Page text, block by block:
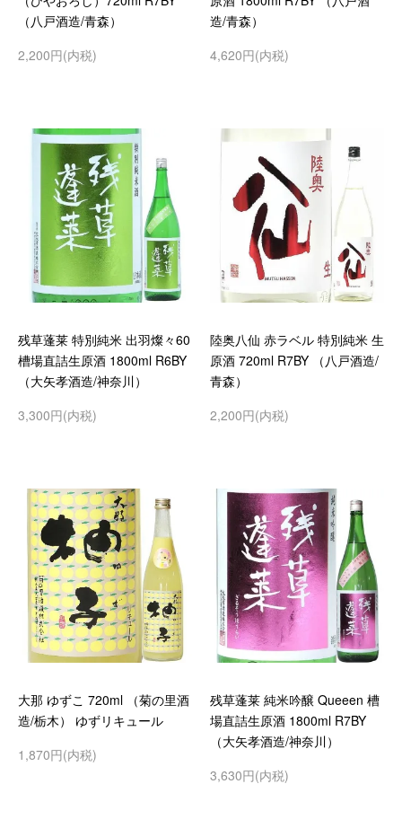
（八戸酒造/青森）
2,200円(内税)
造/青森）
4,620円(内税)
残草蓬莱 特別純米 出羽燦々60
槽場直詰生原酒 1800ml R6BY
（大矢孝酒造/神奈川）
3,300円(内税)
陸奥八仙 赤ラベル 特別純米 生
原酒 720ml R7BY （八戸酒造/
青森）
2,200円(内税)
大那 ゆずこ 720ml （菊の里酒
造/栃木） ゆずリキュール
1,870円(内税)
残草蓬莱 純米吟醸 Queeen 槽
場直詰生原酒 1800ml R7BY
（大矢孝酒造/神奈川）
3,630円(内税)